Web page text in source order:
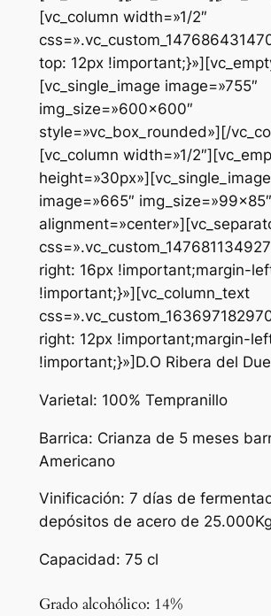
[vc_column width=»1/2″
top: 12px
[vc_single_image image=»755″
img_size=»600×600″
style=»vc_box_rounded»][/
[vc_column width=»1/
height=»30px»][vc_single_image
image=»665″ img_size=»99×85″
right: 16px !important;margin-
!important;}»][vc_column_text
right: 12px !important;margin-
!important;}»]D.O Ribera del
Varietal: 100% Tempranillo
Barrica: Crianza de 5 meses
Americano
Vinificación: 7 días de
depósitos de acero de
Capacidad: 75 cl
Grado alcohólico: 14%